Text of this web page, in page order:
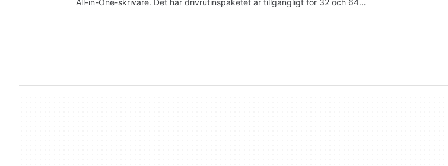
All-in-One-skrivare. Det här drivrutinspaketet är tillgängligt för 32 och 64…